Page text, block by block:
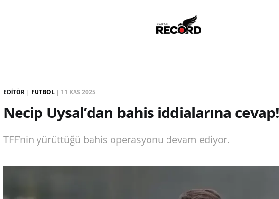
EDITÖR | FUTBOL | 11 KAS 2025
Necip Uysal’dan bahis iddialarına cevap!
TFF’nin yürüttüğü bahis operasyonu devam ediyor.